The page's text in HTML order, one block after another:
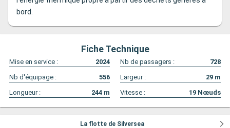
bord.
Fiche Technique
Mise en service : 2024 Nb de passagers :
728
Nb d'équipage :
556 Largeur : 29 m
Longueur :
244 m Vitesse : 19 Nœuds
La flotte de Silversea